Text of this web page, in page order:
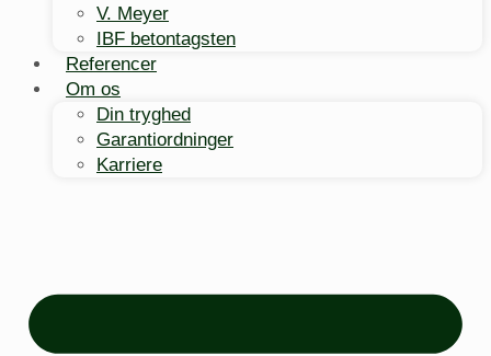
V. Meyer
IBF betontagsten
Referencer
Om os
Din tryghed
Garantiordninger
Karriere